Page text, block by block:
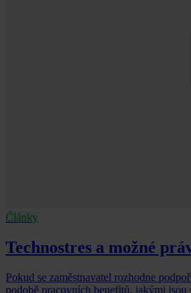
Články
Technostres a možné
Pokud se zaměstnavatel rozhodne
podobě pracovních benefitů, jakými jsou